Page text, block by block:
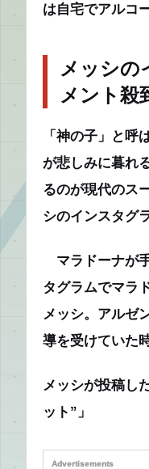
は自宅でアルコ
メッシの
メント殺
「神の子」と呼
が悲しみに暮れ
るのが現代のス
シのインスタグ
マラドーナが
タグラムでマラ
メッシ。アルゼ
導を受けていた
メッシが投稿し
ット”」
Advertisements